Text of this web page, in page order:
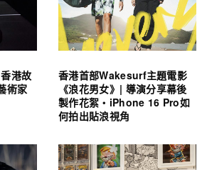
港故
術家
香港首部Wakesurf主題電影
《浪花男女》| 導演分享幕後
製作花絮・iPhone 16 Pro如
何拍出貼浪視角